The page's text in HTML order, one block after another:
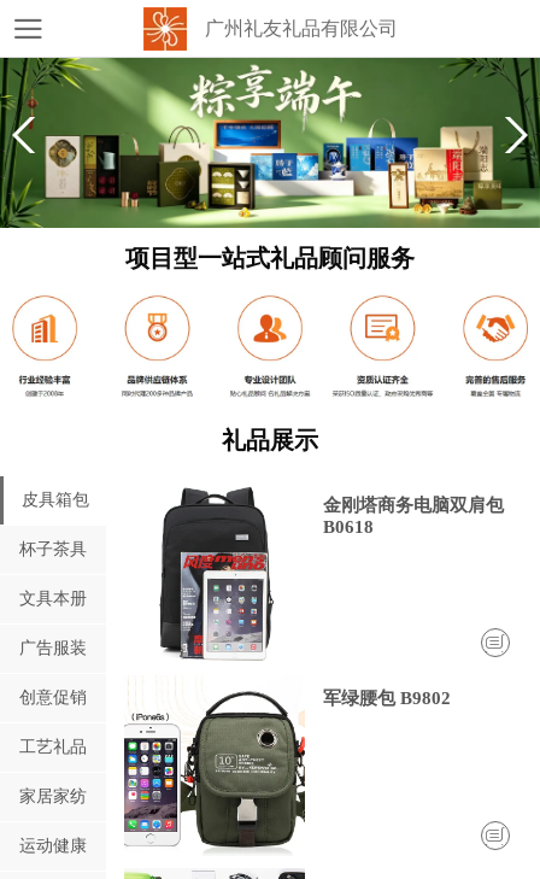
广州礼友礼品有限公司
项目型一站式礼品顾问服务
礼品展示
皮具箱包
杯子茶具
文具本册
广告服装
创意促销
工艺礼品
家居家纺
运动健康
金刚塔商务电脑双肩包
B0618
军绿腰包 B9802